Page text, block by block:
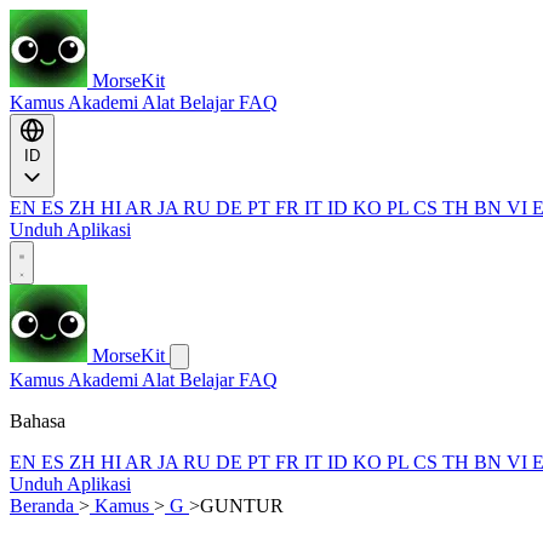
MorseKit
Kamus Akademi Alat BelajarFAQ
EN ES ZH HI AR JA RU DE PT FR IT ID KO PL CS TH BN VI
Unduh Aplikasi
MorseKit
Kamus Akademi Alat BelajarFAQ
Bahasa
EN ES ZH HI AR JA RU DE PT FR IT ID KO PL CS TH BN VI
Unduh Aplikasi
Beranda > Kamus > G >GUNTUR